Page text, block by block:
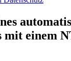
mit einem